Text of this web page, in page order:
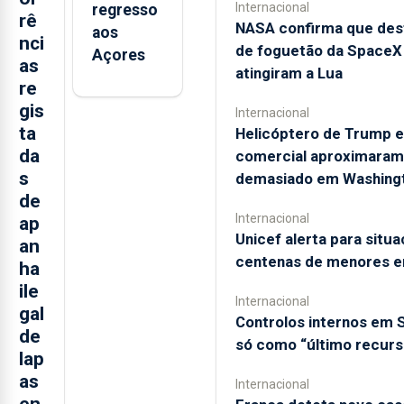
rê
nci
as
re
gis
ta
da
s
de
ap
an
ha
ile
gal
de
lap
as
regresso
aos
Açores
Internacional
NASA confirma que
de foguetão da SpaceX
atingiram a Lua
Internacional
Helicóptero de Trump
comercial
demasiado em
Internacional
Unicef alerta para
centenas de menores
Internacional
Controlos internos em
só como “último
Internacional